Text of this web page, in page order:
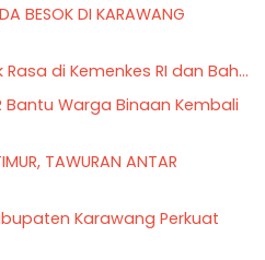
BESOK DI KARAWANG
Rasa di Kemenkes RI dan Bah...
Bantu Warga Binaan Kembali
TAWURAN ANTAR
Karawang Perkuat